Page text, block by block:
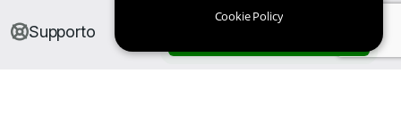
Supporto
Cookie Policy